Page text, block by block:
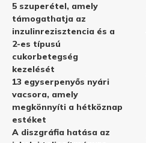
5 szuperétel, amely
támogathatja az
inzulinrezisztencia és a
2-es típusú
cukorbetegség
kezelését
13 egyserpenyős nyári
vacsora, amely
megkönnyíti a hétköznap
estéket
A diszgráfia hatása az